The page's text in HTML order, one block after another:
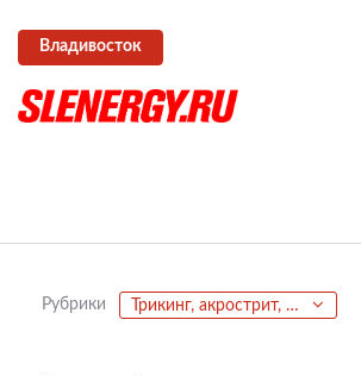
Владивосток
Рубрики Трикинг, акрострит, паркур, фриран